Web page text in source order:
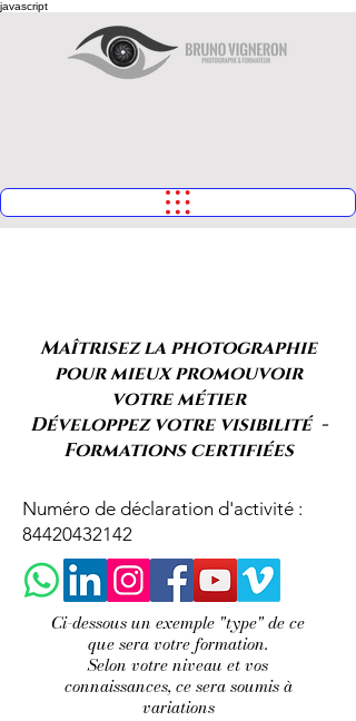
javascript
Maîtrisez la photographie
pour mieux promouvoir
votre métier
Développez votre visibilité -
Formations certifiées
Numéro de déclaration d'activité :
84420432142
Ci-dessous un exemple "type" de ce
que sera votre formation.
Selon votre niveau et vos
connaissances, ce sera soumis à
variations